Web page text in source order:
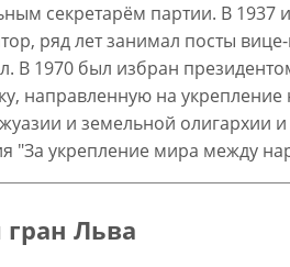
секретарём партии. В
ряд лет занимал посты
В 1970 был избран
направленную на
и земельной олигархии
"За укрепление мира между
гран Льва